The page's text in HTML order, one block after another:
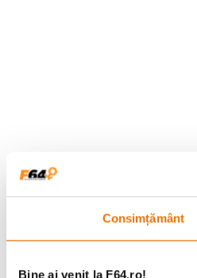
Consimțământ
Bine ai venit la F64.ro!